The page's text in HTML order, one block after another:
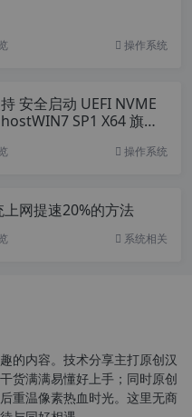
操作系统
安全启动 UEFI NVME
SP1 X64 旗舰
操作系统
网提速20%的方法
系统相关
的内容。技术分享主打原创汉
货满满易懂好上手；同时原创
重温像素热血时光。这里无商